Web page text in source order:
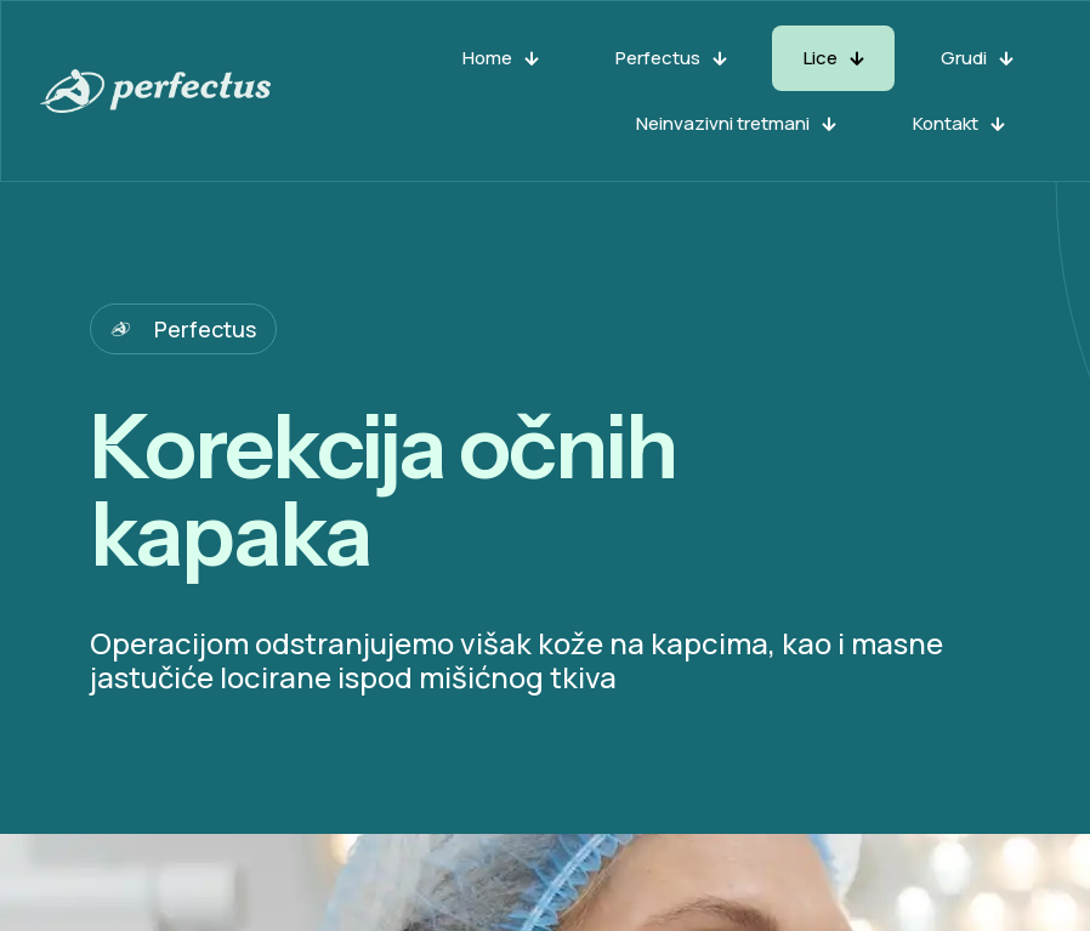
Home Perfectus Lice Grudi
Neinvazivni tretmani Kontakt
Perfectus
Korekcija očnih
kapaka
Operacijom odstranjujemo višak kože na kapcima, kao i masne
jastučiće locirane ispod mišićnog tkiva